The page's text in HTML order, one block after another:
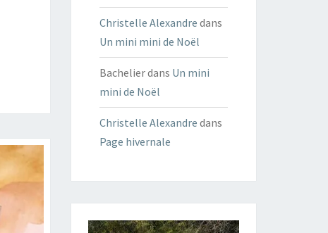
Christelle Alexandre dans
Un mini mini de Noël
Bachelierdans Un mini
mini de Noël
Christelle Alexandre dans
Page hivernale